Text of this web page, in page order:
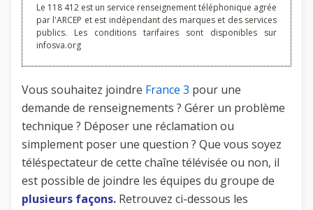
Le 118 412 est un service renseignement téléphonique agrée
par l'ARCEP et est indépendant des marques et des services
publics. Les conditions tarifaires sont disponibles sur
infosva.org
Vous souhaitez joindre France 3 pour une
demande de renseignements ? Gérer un problème
technique ? Déposer une réclamation ou
simplement poser une question ? Que vous soyez
téléspectateur de cette chaîne télévisée ou non, il
est possible de joindre les équipes du groupe de
plusieurs façons. Retrouvez ci-dessous les